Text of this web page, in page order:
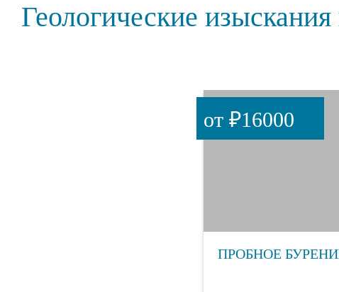
Геологические
ПРОБНОЕ
от ₽16000